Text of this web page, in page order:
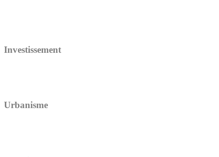
Investissement
Urbanisme